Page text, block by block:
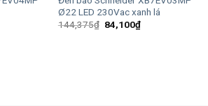
Ø22 LED 230Vac xanh lá
144,375₫ Giá
gốc
84,100₫Giá
hiện